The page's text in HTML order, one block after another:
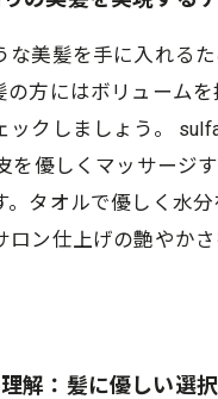
な美髪を手に入れる
方にはボリューム
ックしましょう。
を優しくマッサージ
。タオルで優しく水
ロン仕上げの艶やか
解：髪に優しい選